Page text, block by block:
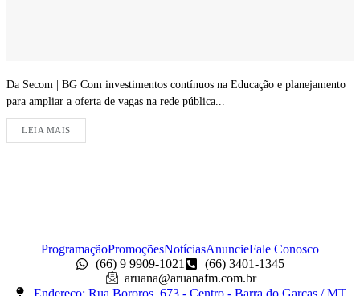
Da Secom | BG Com investimentos contínuos na Educação e planejamento
para ampliar a oferta de vagas na rede pública...
LEIA MAIS
ProgramaçãoPromoçõesNotíciasAnuncieFale Conosco
(66) 9 9909-1021
(66) 3401-1345
aruana@aruanafm.com.br
Endereço: Rua Bororos, 673 - Centro - Barra do Garças / MT